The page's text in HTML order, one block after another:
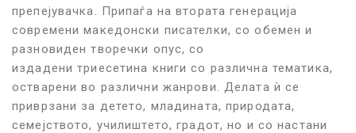
препејувачка. Припаѓа на втората генерација
современи македонски писателки, со обемен и
разновиден творечки опус, со
издадени триесетина книги со различна тематика,
остварени во различни жанрови. Делата ѝ се
приврзани за детето, младината, природата,
семејството, училиштето, градот, но и со настани